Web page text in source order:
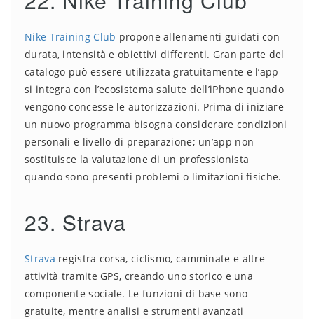
Nike Training Club propone allenamenti guidati con
durata, intensità e obiettivi differenti. Gran parte del
catalogo può essere utilizzata gratuitamente e l’app
si integra con l’ecosistema salute dell’iPhone quando
vengono concesse le autorizzazioni. Prima di iniziare
un nuovo programma bisogna considerare condizioni
personali e livello di preparazione; un’app non
sostituisce la valutazione di un professionista
quando sono presenti problemi o limitazioni fisiche.
23. Strava
Strava registra corsa, ciclismo, camminate e altre
attività tramite GPS, creando uno storico e una
componente sociale. Le funzioni di base sono
gratuite, mentre analisi e strumenti avanzati